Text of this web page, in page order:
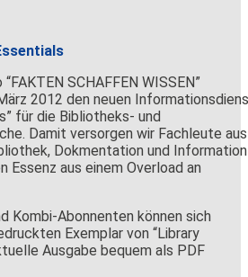
SCHAFFEN WISSEN”
2012 den neuen
für die Bibliotheks- und
Damit versorgen wir Fachleute aus
Dokmentation und Information
aus einem Overload an
Kombi-Abonnenten können sich
Exemplar von “Library
Ausgabe bequem als PDF